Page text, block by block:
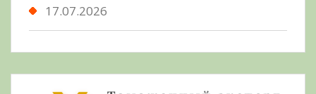
17.07.2026